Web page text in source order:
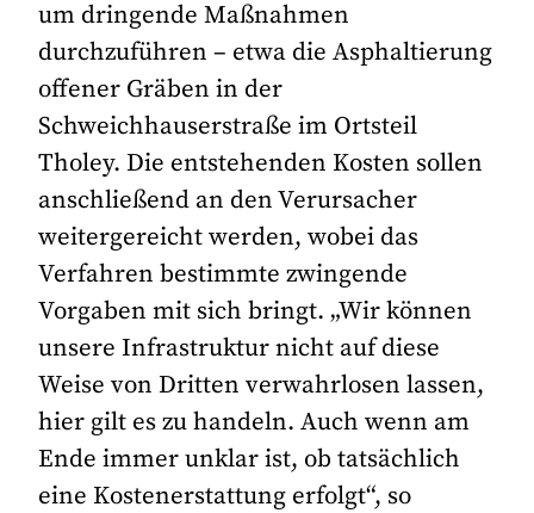
um dringende Maßnahmen
durchzuführen – etwa die Asphaltierung
offener Gräben in der
Schweichhauserstraße im Ortsteil
Tholey. Die entstehenden Kosten sollen
anschließend an den Verursacher
weitergereicht werden, wobei das
Verfahren bestimmte zwingende
Vorgaben mit sich bringt. „Wir können
unsere Infrastruktur nicht auf diese
Weise von Dritten verwahrlosen lassen,
hier gilt es zu handeln. Auch wenn am
Ende immer unklar ist, ob tatsächlich
eine Kostenerstattung erfolgt“, so